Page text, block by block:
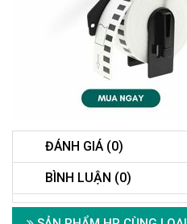
ĐÁNH GIÁ (0)
BÌNH LUẬN (0)